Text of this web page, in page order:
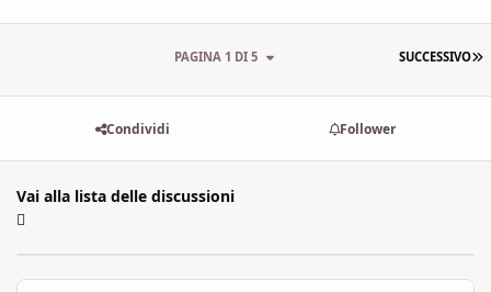
SUCCESSIVO
PAGINA 1 DI 5
Condividi Follower
Vai alla lista delle discussioni